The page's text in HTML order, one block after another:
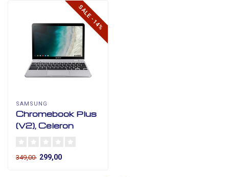
SALE -14%
SAMSUNG
Chromebook Plus
(V2), Celeron
349,00 299,00